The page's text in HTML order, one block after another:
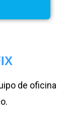
de oficina